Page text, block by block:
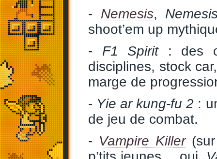
- Nemesis,
shoot’em up
- F1 Spirit: des
disciplines, stock
marge de
- Yie ar kung-fu 2 :
de jeu de combat.
- Vampire Killer